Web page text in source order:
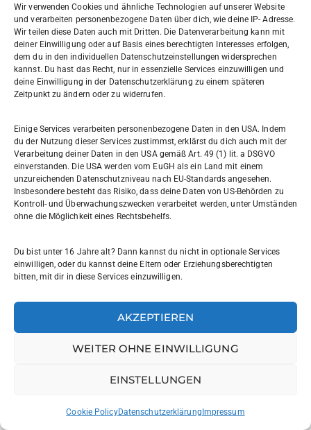
Wir verwenden Cookies und ähnliche Technologien auf unserer Website
und verarbeiten personenbezogene Daten über dich, wie deine IP- Adresse.
Wir teilen diese Daten auch mit Dritten. Die Datenverarbeitung kann mit
deiner Einwilligung oder auf Basis eines berechtigten Interesses erfolgen,
dem du in den individuellen Datenschutzeinstellungen widersprechen
kannst. Du hast das Recht, nur in essenzielle Services einzuwilligen und
deine Einwilligung in der Datenschutzerklärung zu einem späteren
Zeitpunkt zu ändern oder zu widerrufen.
Einige Services verarbeiten personenbezogene Daten in den USA. Indem
du der Nutzung dieser Services zustimmst, erklärst du dich auch mit der
Verarbeitung deiner Daten in den USA gemäß Art. 49 (1) lit. a DSGVO
einverstanden. Die USA werden vom EuGH als ein Land mit einem
unzureichenden Datenschutzniveau nach EU-Standards angesehen.
Insbesondere besteht das Risiko, dass deine Daten von US-Behörden zu
Kontroll- und Überwachungszwecken verarbeitet werden, unter Umständen
ohne die Möglichkeit eines Rechtsbehelfs.
Du bist unter 16 Jahre alt? Dann kannst du nicht in optionale Services
einwilligen, oder du kannst deine Eltern oder Erziehungsberechtigten
bitten, mit dir in diese Services einzuwilligen.
AKZEPTIEREN
WEITER OHNE EINWILLIGUNG
EINSTELLUNGEN
Cookie PolicyDatenschutzerklärung Impressum
Willi-Graf-Gymnasium
Ostpreußendamm 166
12207 Berlin
030 7729004
030772057999
Schul- und Rechtsträger: Land Berlin
Sekretariat:
Verantwortlicher Website:
leinenbach@willi-graf-os.de
Datenschutzerklärung|Cookie-Richtlinie